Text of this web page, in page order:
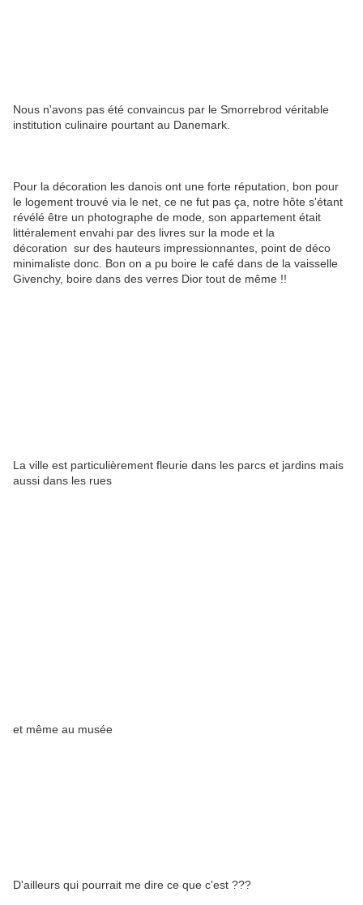
Nous n'avons pas été convaincus par le Smorrebrod véritable
institution culinaire pourtant au Danemark.
Pour la décoration les danois ont une forte réputation, bon pour
le logement trouvé via le net, ce ne fut pas ça, notre hôte s'étant
révélé être un photographe de mode, son appartement était
littéralement envahi par des livres sur la mode et la
décoration sur des hauteurs impressionnantes, point de déco
minimaliste donc. Bon on a pu boire le café dans de la vaisselle
Givenchy, boire dans des verres Dior tout de même !!
La ville est particulièrement fleurie dans les parcs et jardins mais
aussi dans les rues
et même au musée
D'ailleurs qui pourrait me dire ce que c'est ???